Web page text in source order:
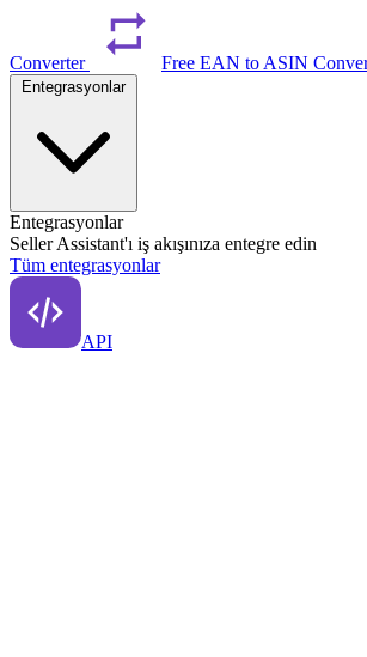
Converter Free EAN to ASIN
Entegrasyonlar
Entegrasyonlar
Seller Assistant'ı iş akışınıza entegre edin
Tüm entegrasyonlar
API